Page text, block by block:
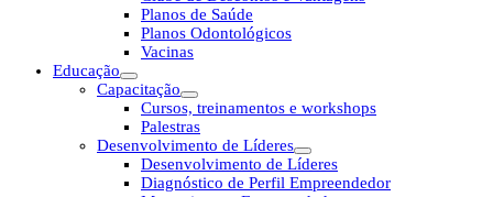
Planos de Saúde
Planos Odontológicos
Vacinas
Educação
Capacitação
Cursos, treinamentos e workshops
Palestras
Desenvolvimento de Líderes
Desenvolvimento de Líderes
Diagnóstico de Perfil Empreendedor